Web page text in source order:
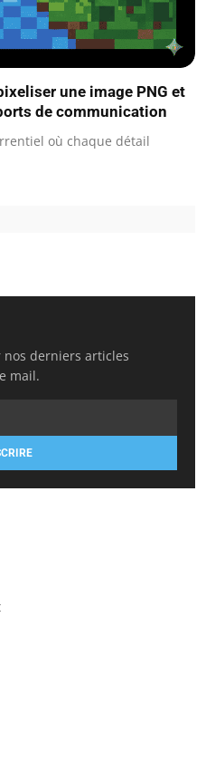
une image PNG et
de communication
où chaque détail
nos derniers articles
mail.